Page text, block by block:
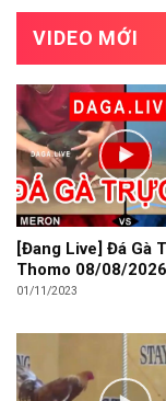
VIDEO MỚI
[Đang Live] Đá Gà
Thomo 08/08/
Nay
01/11/2023